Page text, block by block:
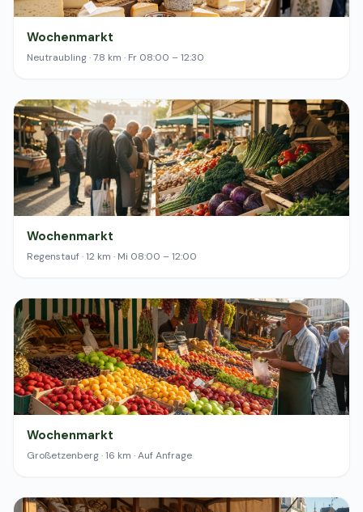
Wochenmarkt
Neutraubling · 7.8 km · Fr 08:00 – 12:30
Wochenmarkt
Regenstauf · 12 km · Mi 08:00 – 12:00
Wochenmarkt
Großetzenberg · 16 km · Auf Anfrage